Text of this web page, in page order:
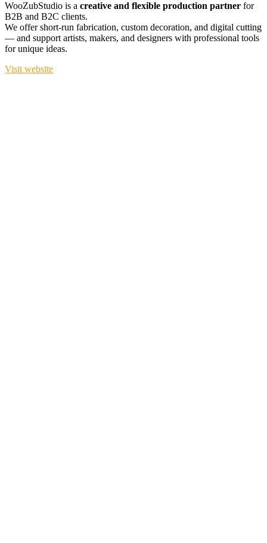
WooZubStudio is a creative and flexible production partner for
B2B and B2C clients.
We offer short-run fabrication, custom decoration, and digital cutting
— and support artists, makers, and designers with professional tools
for unique ideas.
Visit website